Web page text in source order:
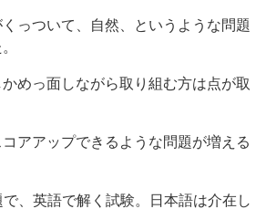
っついて、自然、というような問題
めっ面しながら取り組む方は点が取
アアップできるような問題が増える
、英語で解く試験。日本語は介在し